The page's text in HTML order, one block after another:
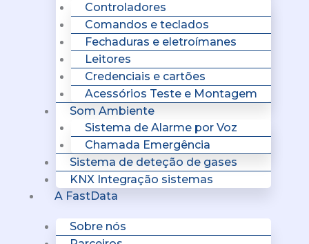
Controladores
Comandos e teclados
Fechaduras e eletroímanes
Leitores
Credenciais e cartões
Acessórios Teste e Montagem
Som Ambiente
Sistema de Alarme por Voz
Chamada Emergência
Sistema de deteção de gases
KNX Integração sistemas
A FastData
Sobre nós